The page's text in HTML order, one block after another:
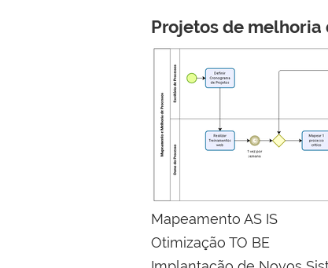
Projetos de melhoria
Mapeamento AS IS
Otimização TO BE